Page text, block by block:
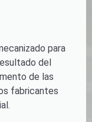
para
del
de las
fabricantes